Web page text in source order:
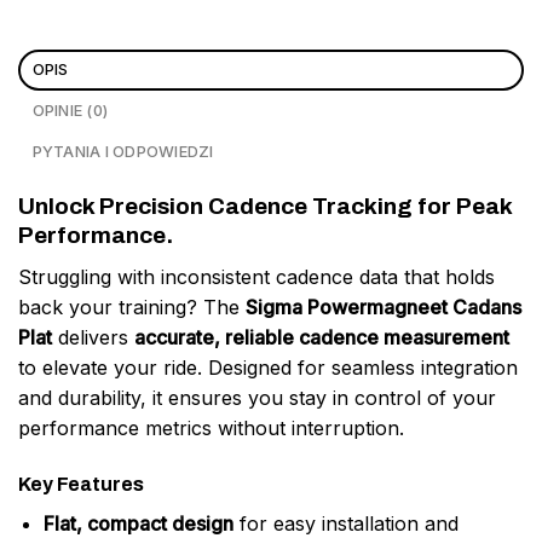
OPIS
OPINIE (0)
PYTANIA I ODPOWIEDZI
Unlock Precision Cadence Tracking for Peak
Performance.
Struggling with inconsistent cadence data that holds
back your training? The Sigma Powermagneet Cadans
Platdelivers accurate, reliable cadence measurement
to elevate your ride. Designed for seamless integration
and durability, it ensures you stay in control of your
performance metrics without interruption.
Key Features
Flat, compact designfor easy installation and